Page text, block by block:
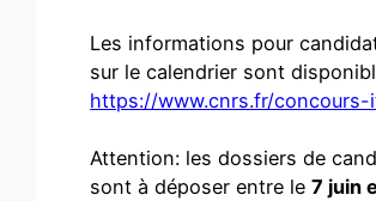
Les informations pour
sur le calendrier sont
https://www.cnrs.fr/concours-
Attention: les dossiers de
sont à déposer entre le7 juin